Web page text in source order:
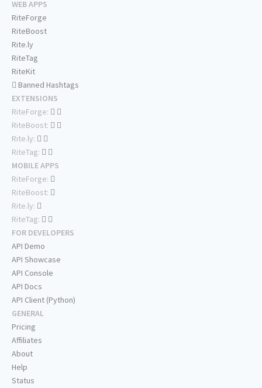
WEB APPS
RiteForge
RiteBoost
Rite.ly
RiteTag
RiteKit
Banned Hashtags
EXTENSIONS
RiteForge:
RiteBoost:
Rite.ly:
RiteTag:
MOBILE APPS
RiteForge:
RiteBoost:
Rite.ly:
RiteTag:
FOR DEVELOPERS
API Demo
API Showcase
API Console
API Docs
API Client (Python)
GENERAL
Pricing
Affiliates
About
Help
Status